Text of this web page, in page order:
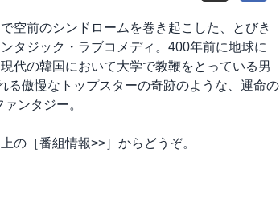
空前のシンドロームを巻き起こした、とびき
タジック・ラブコメディ。400年前に地球に
代の韓国において大学で教鞭をとっている男
る傲慢なトップスターの奇跡のような、運命の
ンタジー。
の［番組情報>>］からどうぞ。